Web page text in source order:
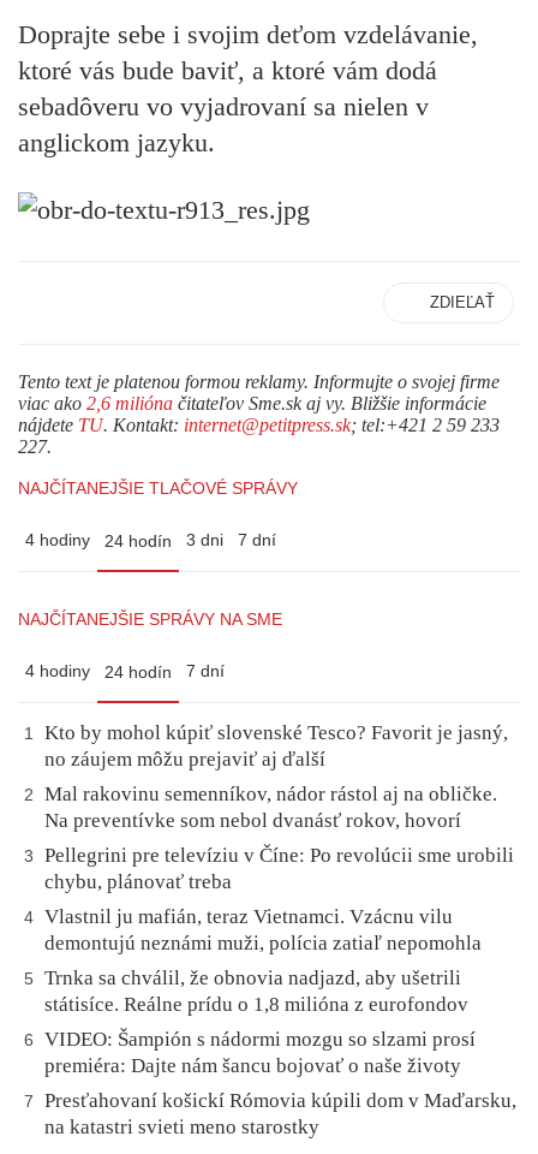
Doprajte sebe i svojim deťom vzdelávanie,
ktoré vás bude baviť, a ktoré vám dodá
sebadôveru vo vyjadrovaní sa nielen v
anglickom jazyku.
ZDIEĽAŤ
Tento text je platenou formou reklamy. Informujte o svojej firme
viac ako 2,6 milióna čitateľov Sme.sk aj vy. Bližšie informácie
nájdete TU. Kontakt: internet@petitpress.sk; tel:+421 2 59 233
227.
NAJČÍTANEJŠIE TLAČOVÉ SPRÁVY
4 hodiny 24 hodín 3 dni 7 dní
NAJČÍTANEJŠIE SPRÁVY NA SME
4 hodiny 24 hodín 7 dní
1
Kto by mohol kúpiť slovenské Tesco? Favorit je jasný,
no záujem môžu prejaviť aj ďalší
2
Mal rakovinu semenníkov, nádor rástol aj na obličke.
Na preventívke som nebol dvanásť rokov, hovorí
3
Pellegrini pre televíziu v Číne: Po revolúcii sme urobili
chybu, plánovať treba
4 Vlastnil ju mafián, teraz Vietnamci. Vzácnu vilu
demontujú neznámi muži, polícia zatiaľ nepomohla
5
Trnka sa chválil, že obnovia nadjazd, aby ušetrili
státisíce. Reálne prídu o 1,8 milióna z eurofondov
6
VIDEO: Šampión s nádormi mozgu so slzami prosí
premiéra: Dajte nám šancu bojovať o naše životy
7
Presťahovaní košickí Rómovia kúpili dom v Maďarsku,
na katastri svieti meno starostky